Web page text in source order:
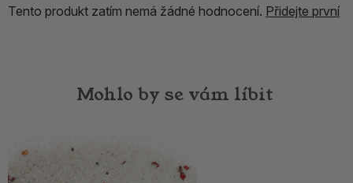
Tento produkt zatím nemá žádné hodnocení. Přidejte první
Mohlo by se vám líbit